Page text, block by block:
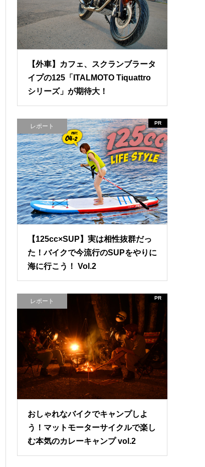
【外車】カフェ、スクランブラータ
イプの125「ITALMOTO Tiquattro
シリーズ」が期待大！
レポート PR
【125cc×SUP】実は相性抜群だっ
た！バイクで今流行のSUPをやりに
海に行こう！ Vol.2
レポート PR
おしゃれなバイクでキャンプしよ
う！マットモーターサイクルで楽し
む本気のカレーキャンプ vol.2